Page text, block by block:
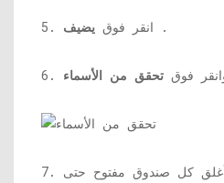
5. انقر فوق يضيف .
فوق تحقق من الأسماء
كل صندوق مفتوح حتى